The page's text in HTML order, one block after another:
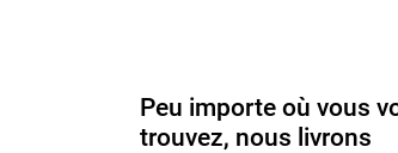
Peu importe où vous
trouvez, nous livrons